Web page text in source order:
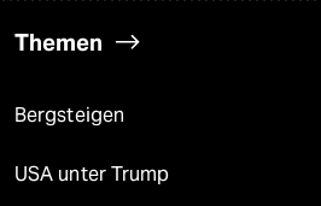
Themen
Bergsteigen
USA unter Trump